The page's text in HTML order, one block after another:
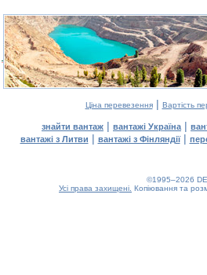
Ціна перевезення| Вартість
знайти вантаж | вантажі Україна |
вантажі з Литви | вантажі з Фінляндії|
©1995–2026
Усі права захищені. Копіювання та